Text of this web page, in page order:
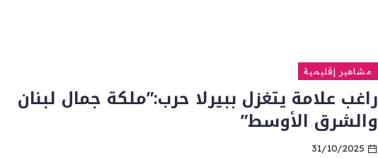
مشاهير إقليمية
راغب علامة يتغزل ببيرلا حرب:”ملكة جمال لبنان
والشرق الأوسط”
31/10/2025